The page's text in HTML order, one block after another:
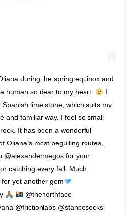
during the spring equinox and
human so dear to my heart.
I
lime stone, which suits my
and familiar way. I feel so small
It has been a wonderful
Oliana’s most beguiling routes,
@alexandermegos for your
catching every fall. Much
yet another gem
@thenorthface
@frictionlabs @stancesocks